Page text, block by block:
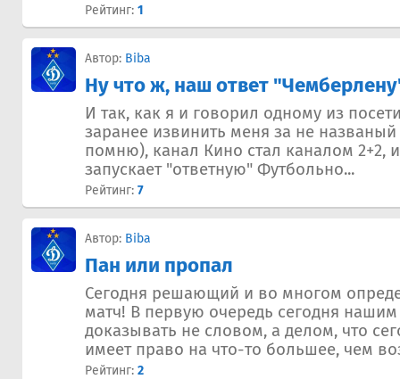
Рейтинг: 1
Автор: Biba
Ну что ж, наш ответ
И так, как я и говорил одному из
заранее извинить меня за не
помню), канал Кино стал каналом 2+2,
запускает "ответную" Футбольно...
Рейтинг: 7
Автор: Biba
Пан или пропал
Сегодня решающий и во многом
матч! В первую очередь сегодня
доказывать не словом, а делом, что
имеет право на что-то большее, чем
Рейтинг: 2